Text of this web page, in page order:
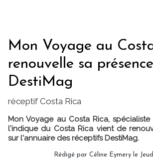
Mon Voyage au
renouvelle sa
DestiMag
réceptif Costa Rica
Mon Voyage au Costa Rica,
l'indique du Costa Rica vient de
sur l'annuaire des réceptifs DestiMag.
Rédigé par Céline Eymery le